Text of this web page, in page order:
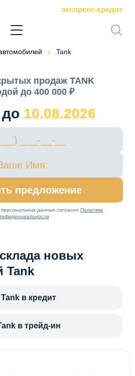
экспресс-кредит
Tank
продаж TANK
до 400 000 ₽
10.08.2026
предложение
данных согласно Политике
новых
Tank
Tank в кредит
в трейд-ин